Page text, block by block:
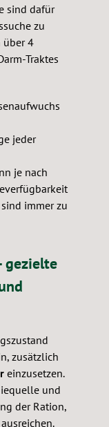
sind dafür
zu
über 4
Traktes
jeder
je nach
immer zu
gezielte
zusätzlich
einzusetzen.
und
der Ration,